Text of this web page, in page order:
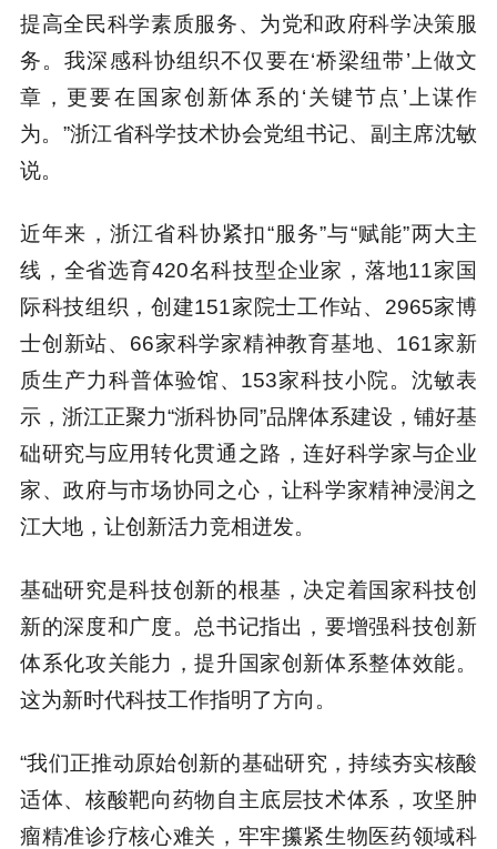
提高全民科学素质服务、为党和政府科学决策服
务。我深感科协组织不仅要在‘桥梁纽带’上做文
章，更要在国家创新体系的‘关键节点’上谋作
为。”浙江省科学技术协会党组书记、副主席沈敏
说。
近年来，浙江省科协紧扣“服务”与“赋能”两大主
线，全省选育420名科技型企业家，落地11家国
际科技组织，创建151家院士工作站、2965家博
士创新站、66家科学家精神教育基地、161家新
质生产力科普体验馆、153家科技小院。沈敏表
示，浙江正聚力“浙科协同”品牌体系建设，铺好基
础研究与应用转化贯通之路，连好科学家与企业
家、政府与市场协同之心，让科学家精神浸润之
江大地，让创新活力竞相迸发。
基础研究是科技创新的根基，决定着国家科技创
新的深度和广度。总书记指出，要增强科技创新
体系化攻关能力，提升国家创新体系整体效能。
这为新时代科技工作指明了方向。
“我们正推动原始创新的基础研究，持续夯实核酸
适体、核酸靶向药物自主底层技术体系，攻坚肿
瘤精准诊疗核心难关，牢牢攥紧生物医药领域科